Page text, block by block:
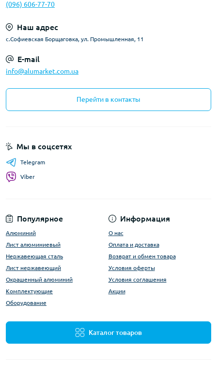
(096) 606-77-70
Наш адрес
с.Софиевская Борщаговка, ул. Промышленная, 11
E-mail
info@alumarket.com.ua
Перейти в контакты
Популярное
Алюминий
Лист алюминиевый
Нержавеющая сталь
Лист нержавеющий
Окрашенный алюминий
Комплектующие
Оборудование
Информация
О нас
Оплата и доставка
Возврат и обмен товара
Условия оферты
Условия соглашения
Акции
Каталог товаров
Мы в соцсетях
Telegram
Viber